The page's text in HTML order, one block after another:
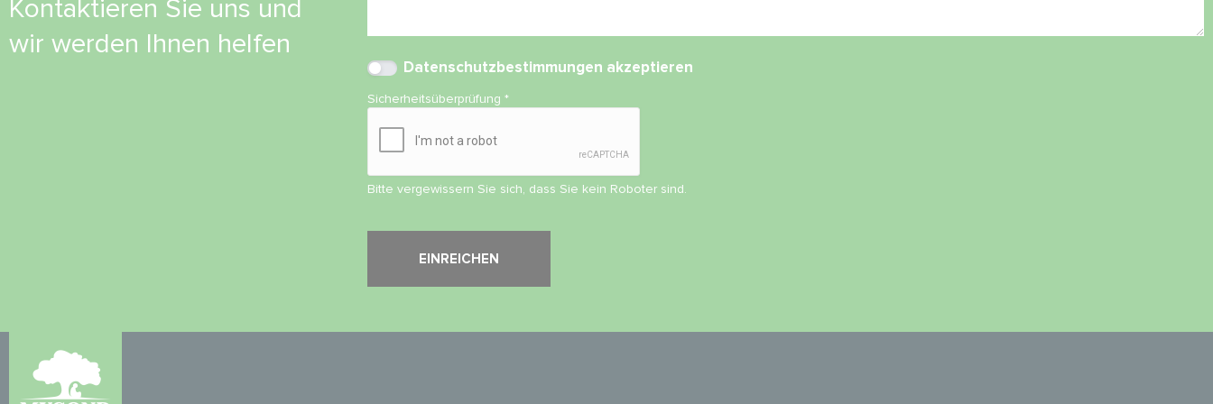
Kontaktieren Sie uns und
wir werden Ihnen helfen
Datenschutzbestimmungen akzeptieren
Sicherheitsüberprüfung*
Bitte vergewissern Sie sich, dass Sie kein Roboter sind.